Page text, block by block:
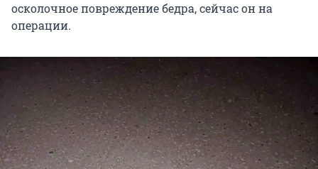
осколочное повреждение бедра, сейчас он на
операции.